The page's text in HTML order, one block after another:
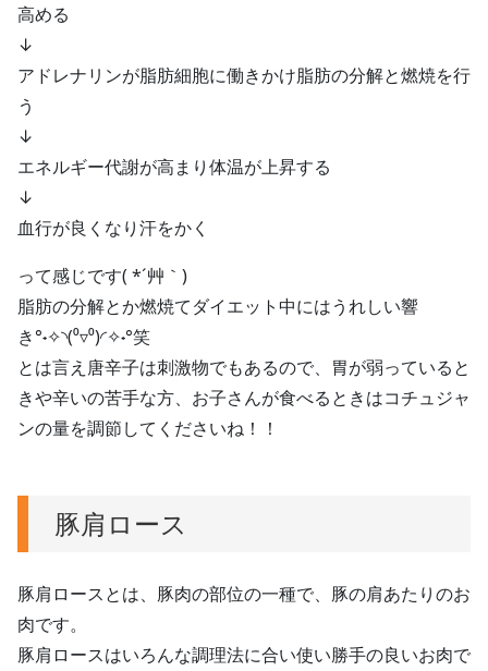
高める
↓
アドレナリンが脂肪細胞に働きかけ脂肪の分解と燃焼を行
う
↓
エネルギー代謝が高まり体温が上昇する
↓
血行が良くなり汗をかく
って感じです( *´艸｀)
脂肪の分解とか燃焼てダイエット中にはうれしい響
き°˖✧◝(⁰▿⁰)◜✧˖°笑
とは言え唐辛子は刺激物でもあるので、胃が弱っていると
きや辛いの苦手な方、お子さんが食べるときはコチュジャ
ンの量を調節してくださいね！！
豚肩ロース
豚肩ロースとは、豚肉の部位の一種で、豚の肩あたりのお
肉です。
豚肩ロースはいろんな調理法に合い使い勝手の良いお肉で